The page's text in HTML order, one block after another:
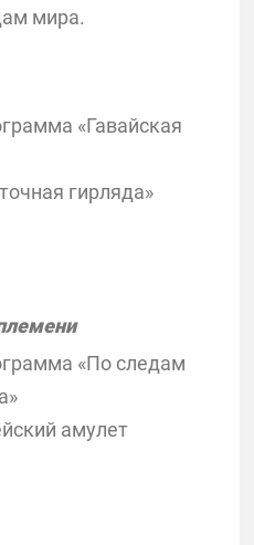
мира.
«Гавайская
гирляда»
«По следам
амулет